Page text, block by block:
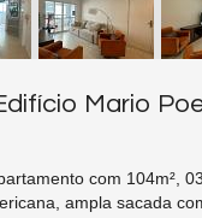
Mario
com 104m²,
ampla sacada